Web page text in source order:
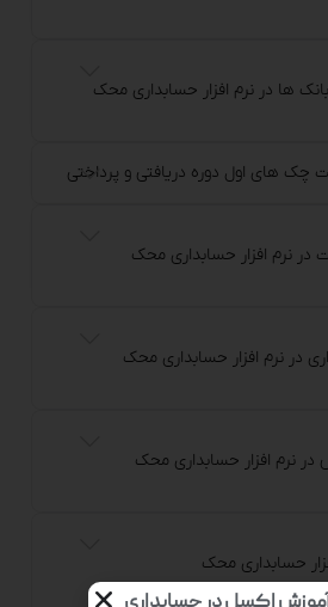
ها در نرم افزار حسابداری محک
چک های اول دوره دریافتی و پرداختی
نرم افزار حسابداری محک
در نرم افزار حسابداری محک
در نرم افزار حسابداری محک
حسابداری محک